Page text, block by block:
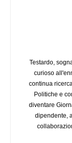
Testardo,
curioso
continua
Politiche e
diventare
dipendente,